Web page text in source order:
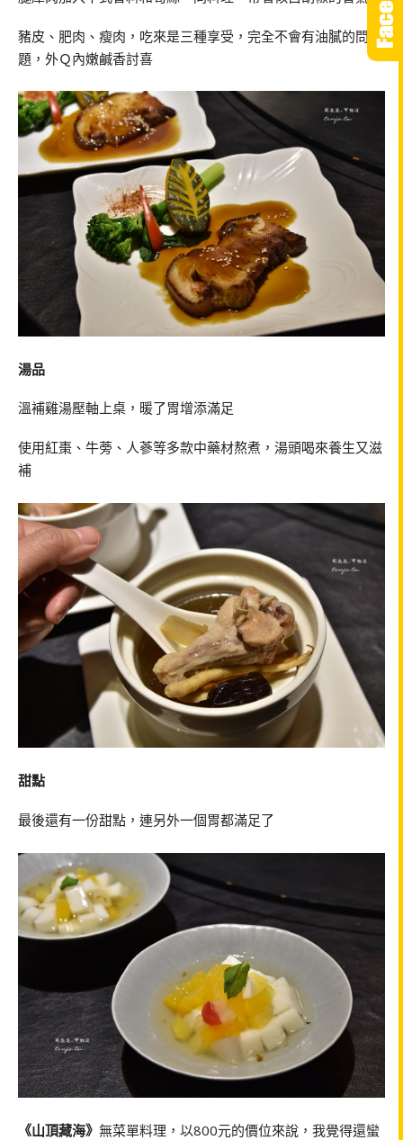
豬皮、肥肉、瘦肉，吃來是三種享受，完全不會有油膩的問
題，外Ｑ內嫩鹹香討喜
湯品
溫補雞湯壓軸上桌，暖了胃增添滿足
使用紅棗、牛蒡、人蔘等多款中藥材熬煮，湯頭喝來養生又滋
補
甜點
最後還有一份甜點，連另外一個胃都滿足了
《山頂藏海》 無菜單料理，以800元的價位來說，我覺得還蠻